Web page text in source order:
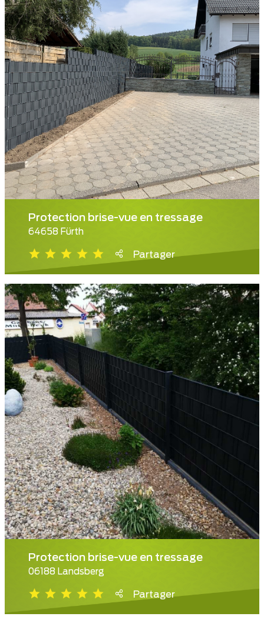
Protection brise-vue en tressage
64658 Fürth
Partager
Protection brise-vue en tressage
06188 Landsberg
Partager